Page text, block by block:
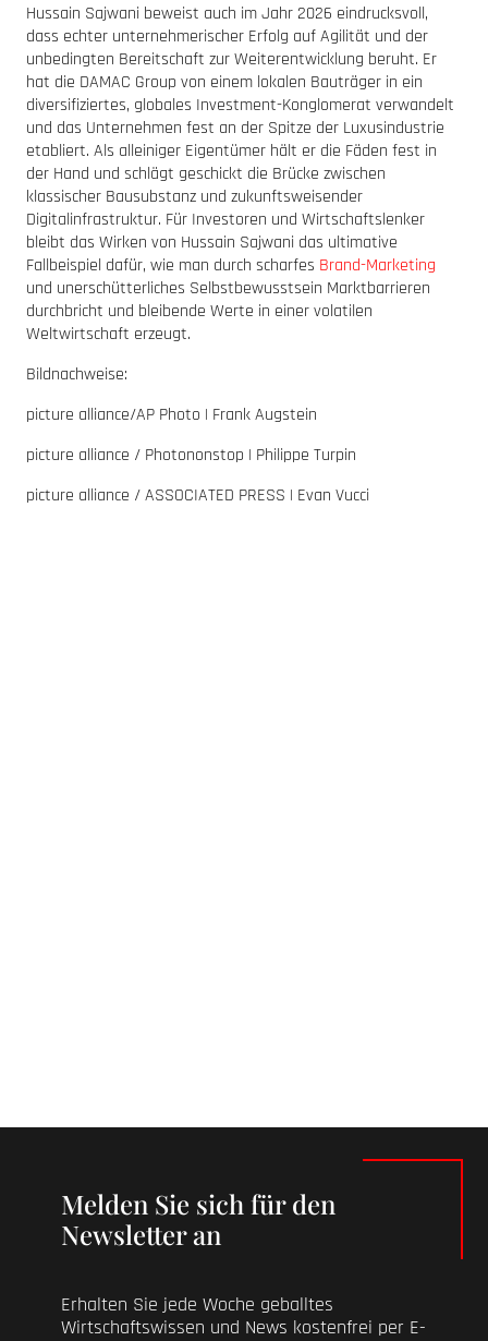
Hussain Sajwani beweist auch im Jahr 2026 eindrucksvoll,
dass echter unternehmerischer Erfolg auf Agilität und der
unbedingten Bereitschaft zur Weiterentwicklung beruht. Er
hat die DAMAC Group von einem lokalen Bauträger in ein
diversifiziertes, globales Investment-Konglomerat verwandelt
und das Unternehmen fest an der Spitze der Luxusindustrie
etabliert. Als alleiniger Eigentümer hält er die Fäden fest in
der Hand und schlägt geschickt die Brücke zwischen
klassischer Bausubstanz und zukunftsweisender
Digitalinfrastruktur. Für Investoren und Wirtschaftslenker
bleibt das Wirken von Hussain Sajwani das ultimative
Fallbeispiel dafür, wie man durch scharfes Brand-Marketing
und unerschütterliches Selbstbewusstsein Marktbarrieren
durchbricht und bleibende Werte in einer volatilen
Weltwirtschaft erzeugt.
Bildnachweise:
picture alliance/AP Photo | Frank Augstein
picture alliance / Photononstop | Philippe Turpin
picture alliance / ASSOCIATED PRESS | Evan Vucci
Melden Sie sich für den
Newsletter an
Erhalten Sie jede Woche geballtes
Wirtschaftswissen und News kostenfrei per E-